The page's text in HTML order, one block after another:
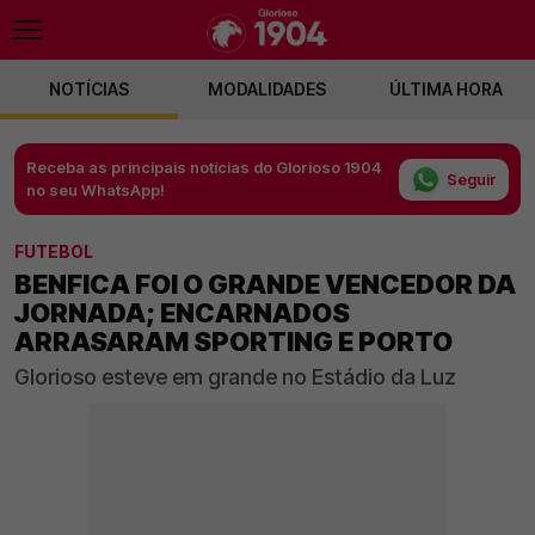
NOTÍCIAS MODALIDADES ÚLTIMA HORA
Receba as principais notícias do Glorioso 1904
no seu WhatsApp!
Seguir
FUTEBOL
BENFICA FOI O GRANDE VENCEDOR DA
JORNADA; ENCARNADOS
ARRASARAM SPORTING E PORTO
Glorioso esteve em grande no Estádio da Luz